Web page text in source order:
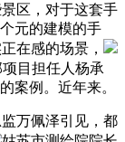
区，对于这套手
元的建模的手
在感的场景，
目担任人杨承
案例。近年来。
万佩泽引见，都